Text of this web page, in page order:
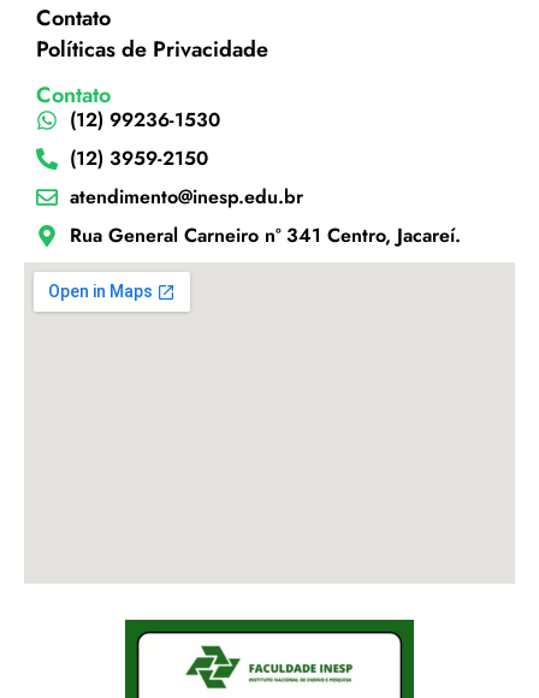
Contato
Políticas de Privacidade
Contato
(12) 99236-1530
(12) 3959-2150
atendimento@inesp.edu.br
Rua General Carneiro nº 341 Centro, Jacareí.